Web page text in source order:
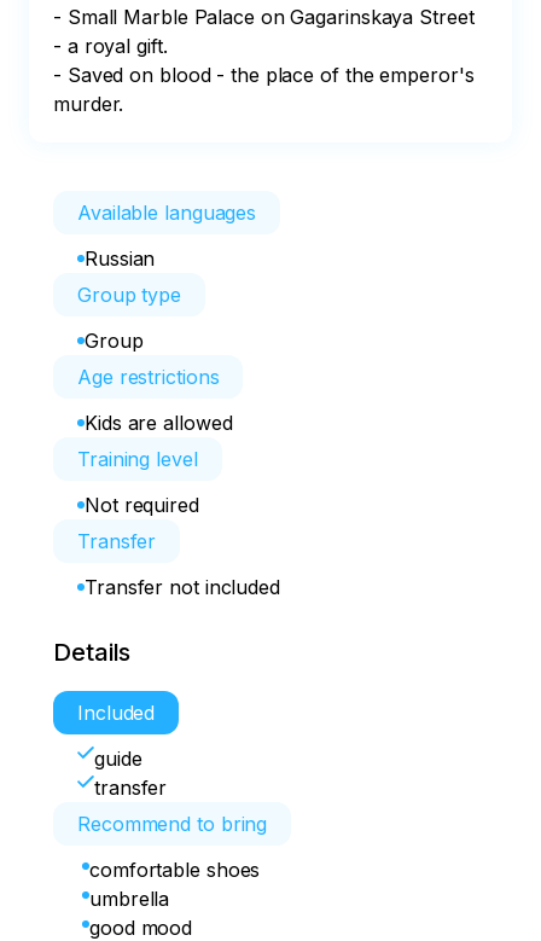
- Small Marble Palace on Gagarinskaya Street
- a royal gift.
- Saved on blood - the place of the emperor's
murder.
Available languages
Russian
Group type
Group
Age restrictions
Kids are allowed
Training level
Not required
Transfer
Transfer not included
Details
Included
guide
transfer
Recommend to bring
comfortable shoes
umbrella
good mood